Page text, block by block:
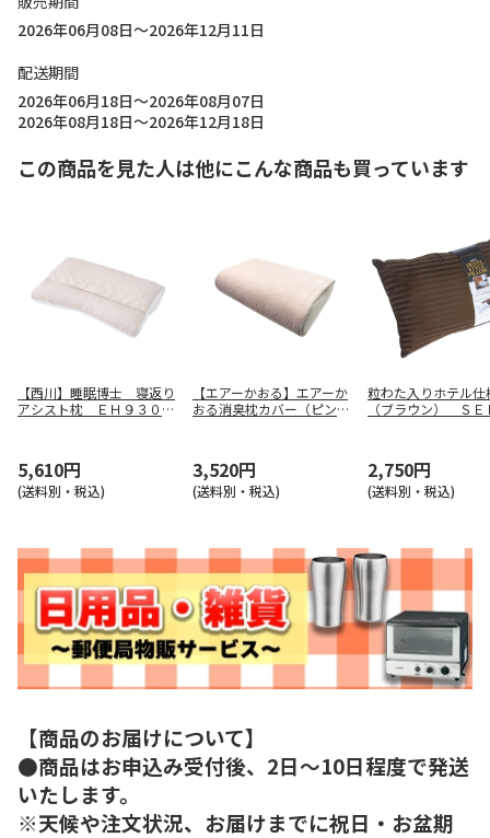
2026年06月08日～2026年12月11日
配送期間
2026年06月18日～2026年08月07日
2026年08月18日～2026年12月18日
この商品を見た人は他にこんな商品も買っています
【西川】睡眠博士 寝返り
アシスト枕 ＥＨ９３００
5,610円
(送料別・税込)
【エアーかおる】エアーか
おる消臭枕カバー（ピン
3,520円
(送料別・税込)
粒わた入りホテル仕
（ブラウン） ＳＥ
2,750円
(送料別・税込)
【商品のお届けについて】
●商品はお申込み受付後、2日～10日程度で発送
いたします。
※天候や注文状況、お届けまでに祝日・お盆期